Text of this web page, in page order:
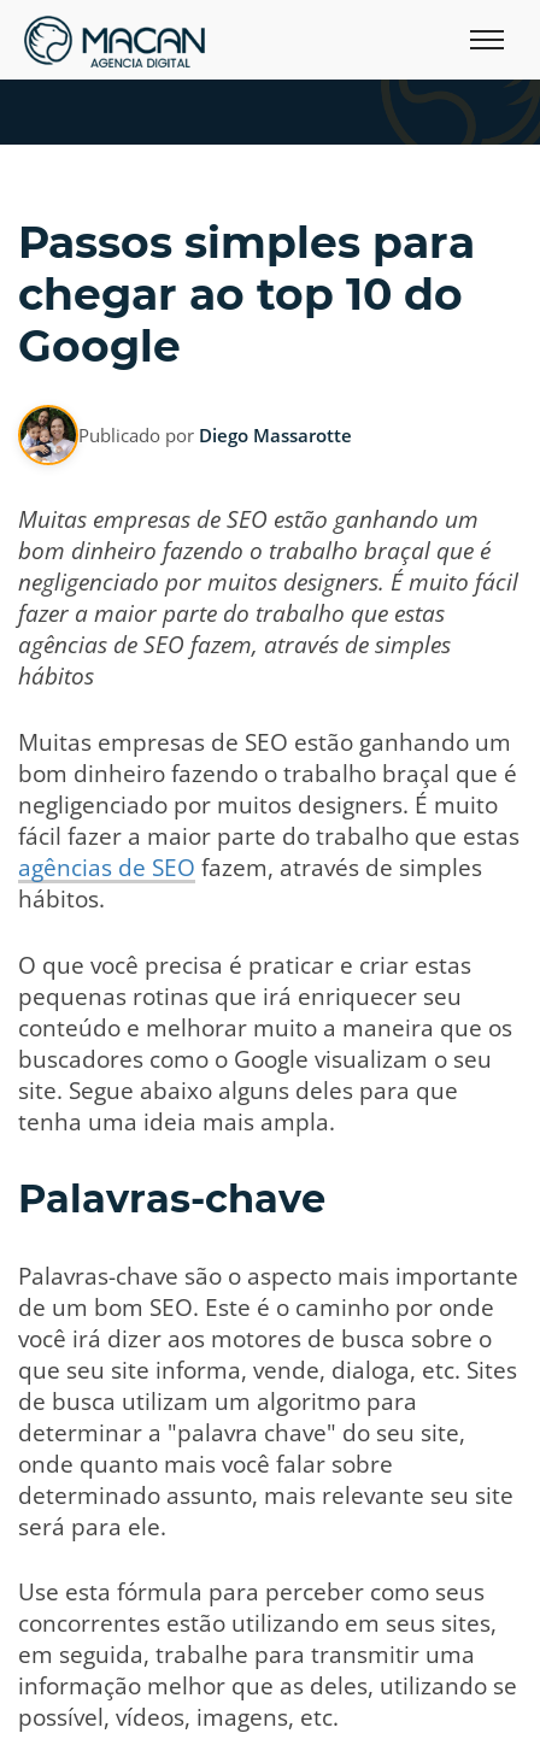
Passos simples para
chegar ao top 10 do
Google
Publicado por Diego Massarotte
Muitas empresas de SEO estão ganhando um
bom dinheiro fazendo o trabalho braçal que é
negligenciado por muitos designers. É muito fácil
fazer a maior parte do trabalho que estas
agências de SEO fazem, através de simples
hábitos
Muitas empresas de SEO estão ganhando um
bom dinheiro fazendo o trabalho braçal que é
negligenciado por muitos designers. É muito
fácil fazer a maior parte do trabalho que estas
agências de SEO fazem, através de simples
hábitos.
O que você precisa é praticar e criar estas
pequenas rotinas que irá enriquecer seu
conteúdo e melhorar muito a maneira que os
buscadores como o Google visualizam o seu
site. Segue abaixo alguns deles para que
tenha uma ideia mais ampla.
Palavras-chave
Palavras-chave são o aspecto mais importante
de um bom SEO. Este é o caminho por onde
você irá dizer aos motores de busca sobre o
que seu site informa, vende, dialoga, etc. Sites
de busca utilizam um algoritmo para
determinar a "palavra chave" do seu site,
onde quanto mais você falar sobre
determinado assunto, mais relevante seu site
será para ele.
Use esta fórmula para perceber como seus
concorrentes estão utilizando em seus sites,
em seguida, trabalhe para transmitir uma
informação melhor que as deles, utilizando se
possível, vídeos, imagens, etc.